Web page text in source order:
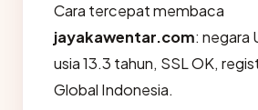
Cara tercepat membaca
jayakawentar.com: negara
usia 13.3 tahun, SSL OK,
Global Indonesia.